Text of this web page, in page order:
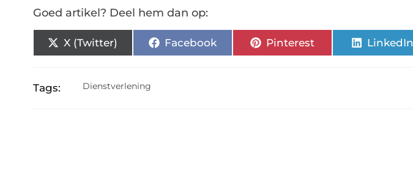
Goed artikel? Deel hem dan op:
X (Twitter) Facebook Pinterest LinkedIn
Tags: Dienstverlening